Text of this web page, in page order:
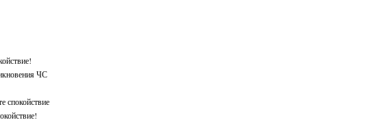
ЧС
спокойствие